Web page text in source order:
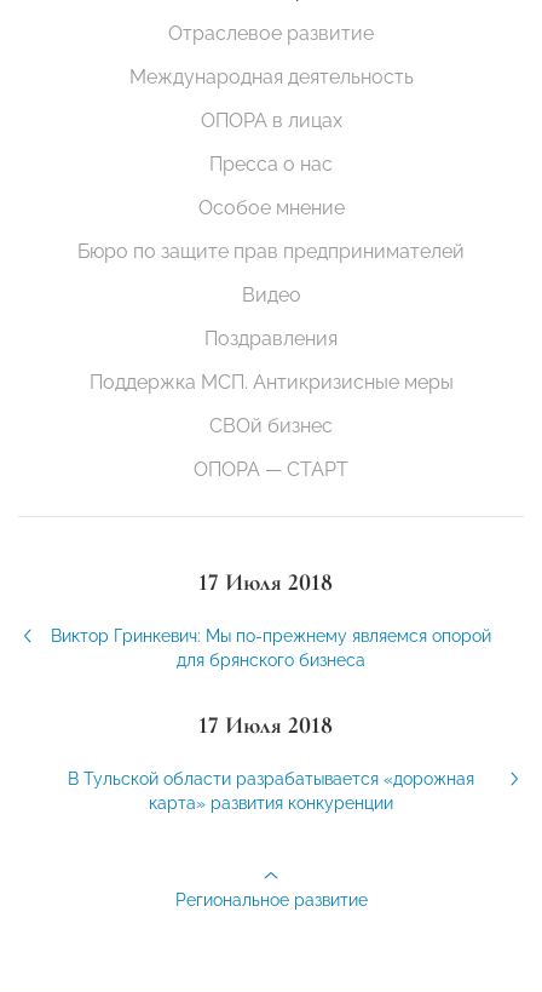
Отраслевое развитие
Международная деятельность
ОПОРА в лицах
Пресса о нас
Особое мнение
Бюро по защите прав предпринимателей
Видео
Поздравления
Поддержка МСП. Антикризисные меры
СВОй бизнес
ОПОРА — СТАРТ
17 Июля 2018
Виктор Гринкевич: Мы по-прежнему являемся опорой
для брянского бизнеса
17 Июля 2018
В Тульской области разрабатывается «дорожная
карта» развития конкуренции
Региональное развитие